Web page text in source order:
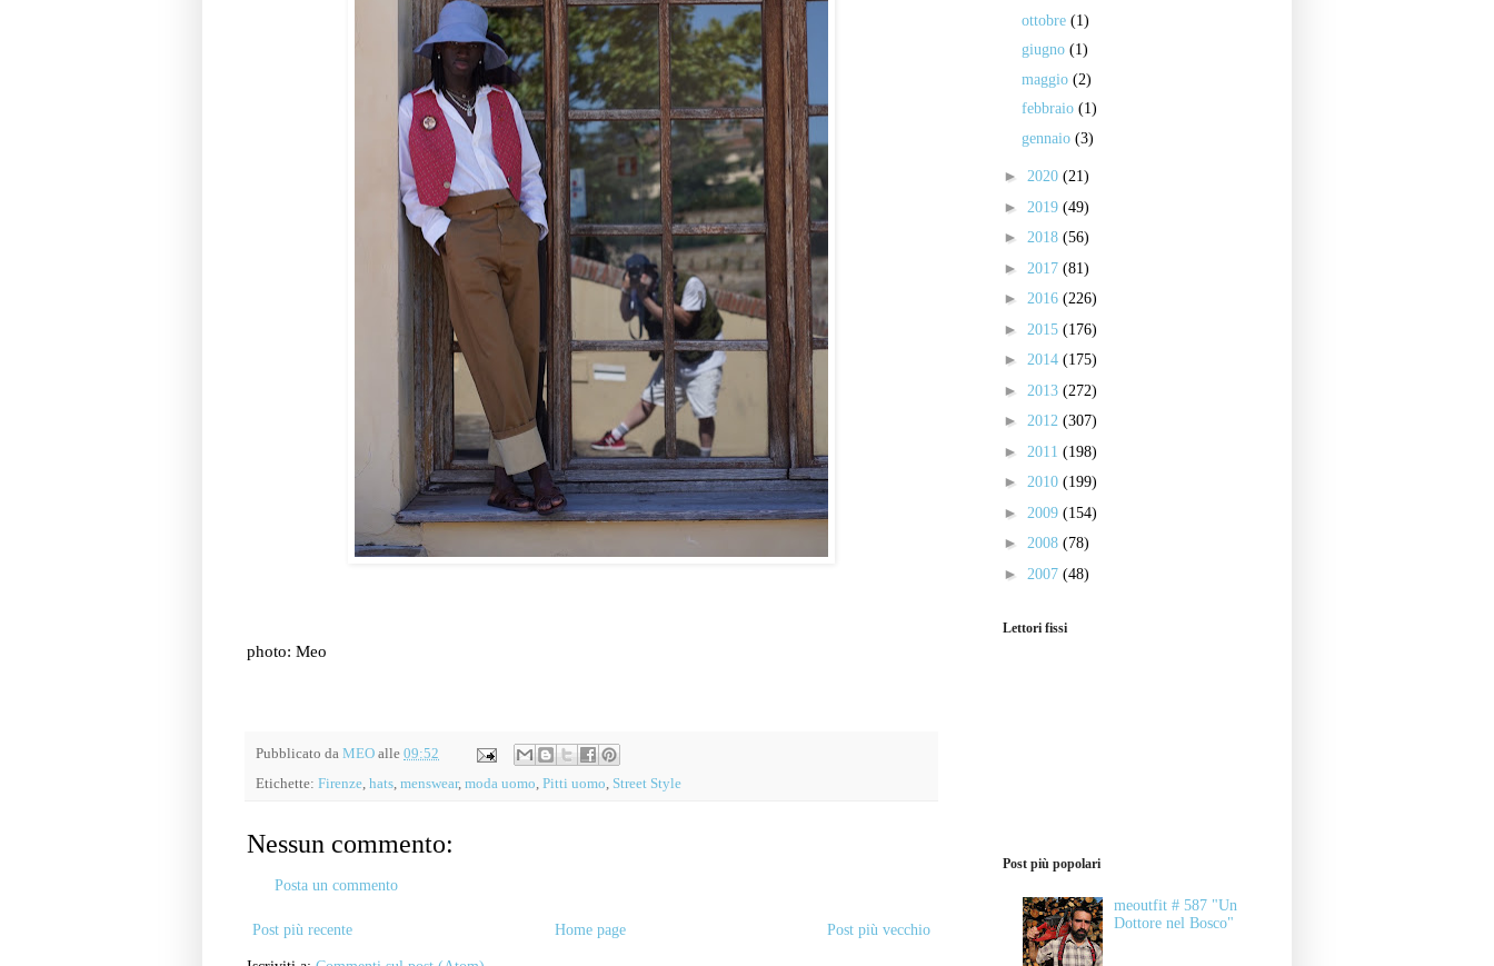
photo: Meo
Pubblicato da MEO alle 09:52
Etichette: Firenze, hats, menswear, moda uomo, Pitti uomo, Street Style
Nessun commento:
Posta un commento
Post più recente Post più vecchio
Home page
ottobre (1)
giugno (1)
maggio (2)
febbraio (1)
gennaio (3)
► 2020 (21)
► 2019 (49)
► 2018 (56)
► 2017 (81)
► 2016 (226)
► 2015 (176)
► 2014 (175)
► 2013 (272)
► 2012 (307)
► 2011 (198)
► 2010 (199)
► 2009 (154)
► 2008 (78)
► 2007 (48)
Lettori fissi
Post più popolari
meoutfit # 587 "Un
Dottore nel Bosco"